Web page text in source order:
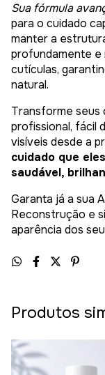
Sua fórmula
para o cuidado
manter a
profundamente e
cutículas,
natural.
Transforme seus
profissional, fácil
visíveis desde a
cuidado que
saudável,
Garanta já a sua
Reconstrução e
aparência dos
Produtos